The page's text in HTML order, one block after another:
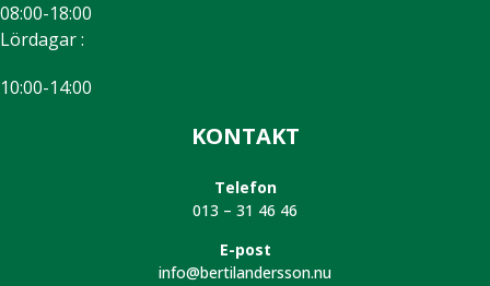
08:00-18:00
Lördagar :
10:00-14:00
KONTAKT
Telefon
013 – 31 46 46
E-post
info@bertilandersson.nu